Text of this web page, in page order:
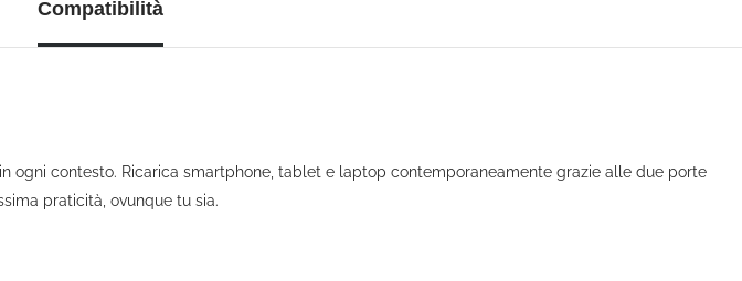
Compatibilità
ogni contesto. Ricarica smartphone, tablet e laptop contemporaneamente grazie alle due porte
praticità, ovunque tu sia.